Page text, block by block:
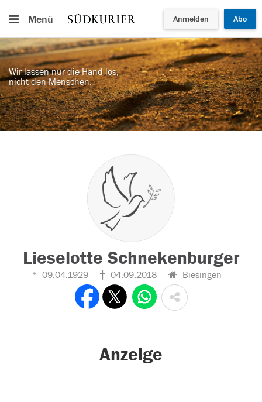
Menü Anmelden Abo
Wir lassen nur die Hand los,
nicht den Menschen.
Lieselotte Schnekenburger
09.04.1929 04.09.2018 Biesingen
Anzeige